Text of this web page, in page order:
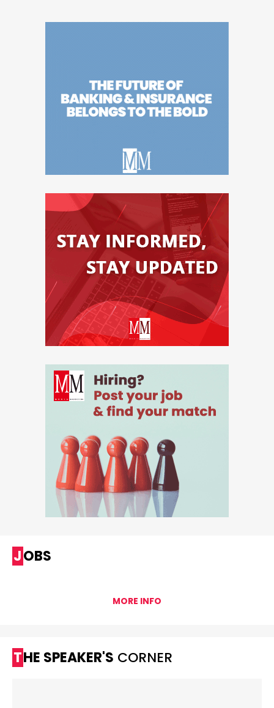
JOBS
MORE INFO
THE SPEAKER'S CORNER